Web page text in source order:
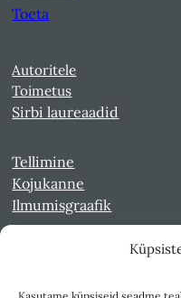
Toeta
Autoritele
Toimetus
Sirbi laureaadid
Tellimine
Kojukanne
Ilmumisgraafik